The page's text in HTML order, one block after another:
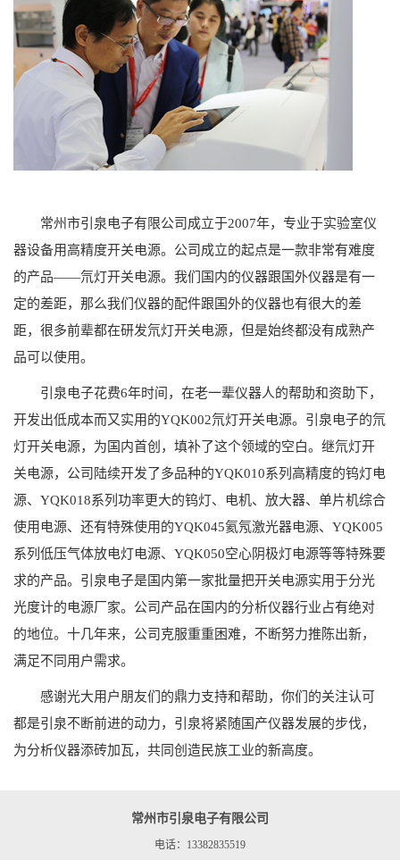
常州市引泉电子有限公司成立于2007年，专业于实验室仪
器设备用高精度开关电源。公司成立的起点是一款非常有难度
的产品——氘灯开关电源。我们国内的仪器跟国外仪器是有一
定的差距，那么我们仪器的配件跟国外的仪器也有很大的差
距，很多前辈都在研发氘灯开关电源，但是始终都没有成熟产
品可以使用。
引泉电子花费6年时间，在老一辈仪器人的帮助和资助下，
开发出低成本而又实用的YQK002氘灯开关电源。引泉电子的氘
灯开关电源，为国内首创，填补了这个领域的空白。继氘灯开
关电源，公司陆续开发了多品种的YQK010系列高精度的钨灯电
源、YQK018系列功率更大的钨灯、电机、放大器、单片机综合
使用电源、还有特殊使用的YQK045氦氖激光器电源、YQK005
系列低压气体放电灯电源、YQK050空心阴极灯电源等等特殊要
求的产品。引泉电子是国内第一家批量把开关电源实用于分光
光度计的电源厂家。公司产品在国内的分析仪器行业占有绝对
的地位。十几年来，公司克服重重困难，不断努力推陈出新，
满足不同用户需求。
感谢光大用户朋友们的鼎力支持和帮助，你们的关注认可
都是引泉不断前进的动力，引泉将紧随国产仪器发展的步伐，
为分析仪器添砖加瓦，共同创造民族工业的新高度。
常州市引泉电子有限公司
电话：13382835519